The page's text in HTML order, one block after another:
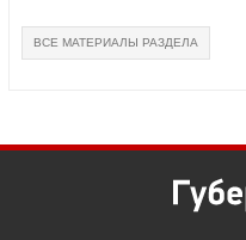
ВСЕ МАТЕРИАЛЫ РАЗДЕЛА